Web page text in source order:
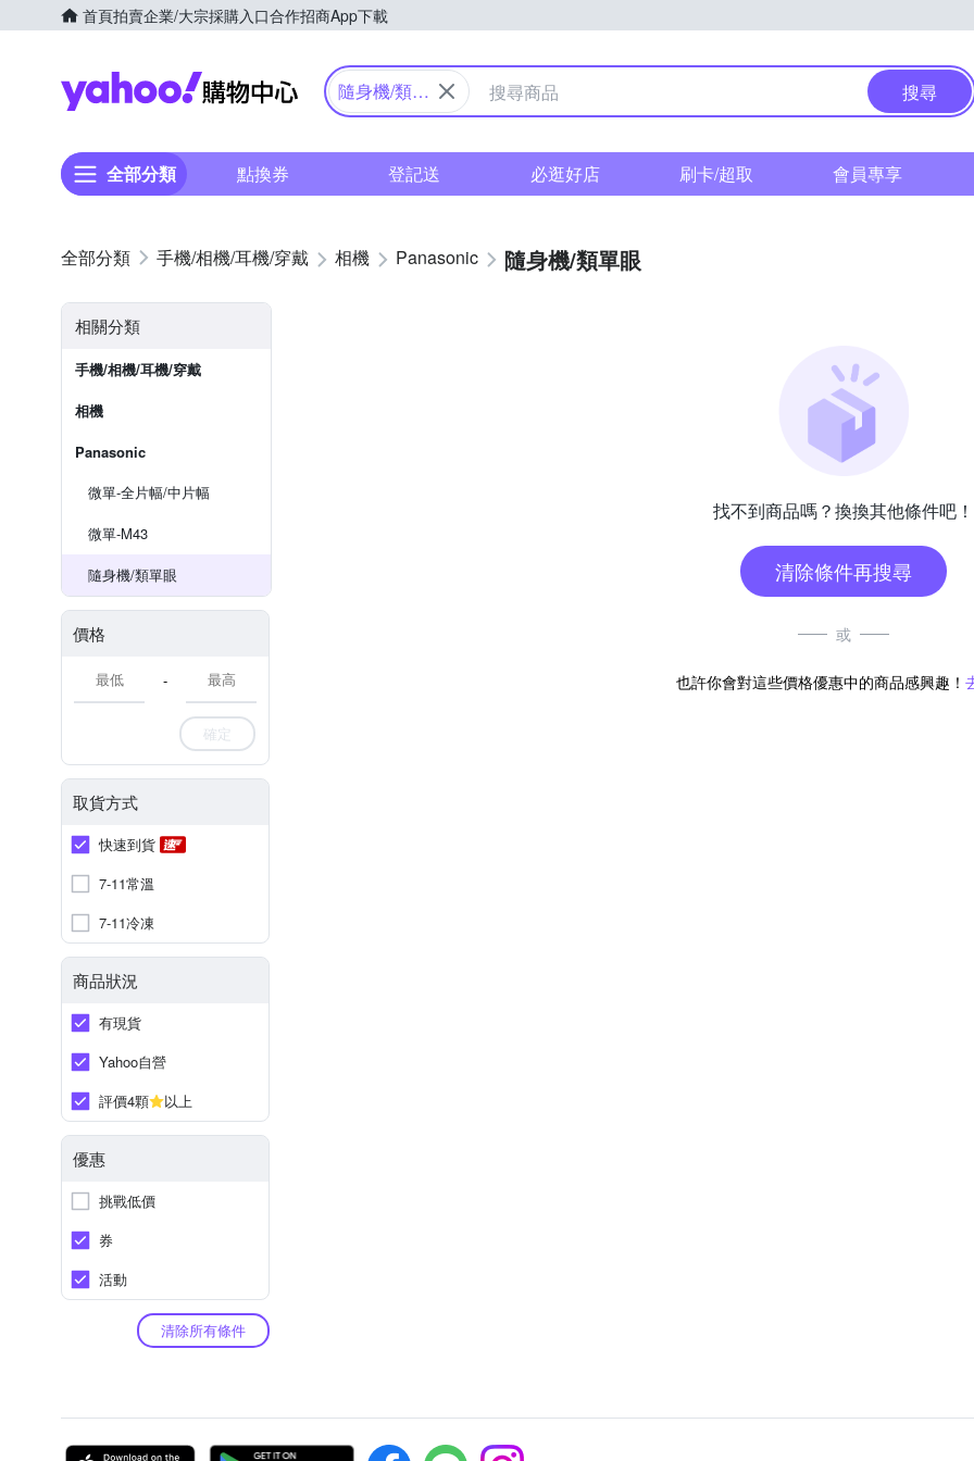
首頁拍賣企業/大宗採購入口合作招商App下載
Yahoo購物中心
隨身機/類單
搜尋
全部分類 點換券 登記送 必逛好店 刷卡/超取 會員專享
手機/相機/耳機/穿戴 相機 Panasonic 隨身機/類單眼
相關分類
手機/相機/耳機/穿戴
相機
Panasonic
微單-全片幅/中片幅
微單-M43
隨身機/類單眼
價格
-
確定
取貨方式
快速到貨
7-11常溫
7-11冷凍
商品狀況
有現貨
Yahoo自營
評價4顆
以上
優惠
挑戰低價
券
活動
清除所有條件
找不到商品嗎？換換其他條件吧！
清除條件再搜尋
或
也許你會對這些價格優惠中的商品感興趣！